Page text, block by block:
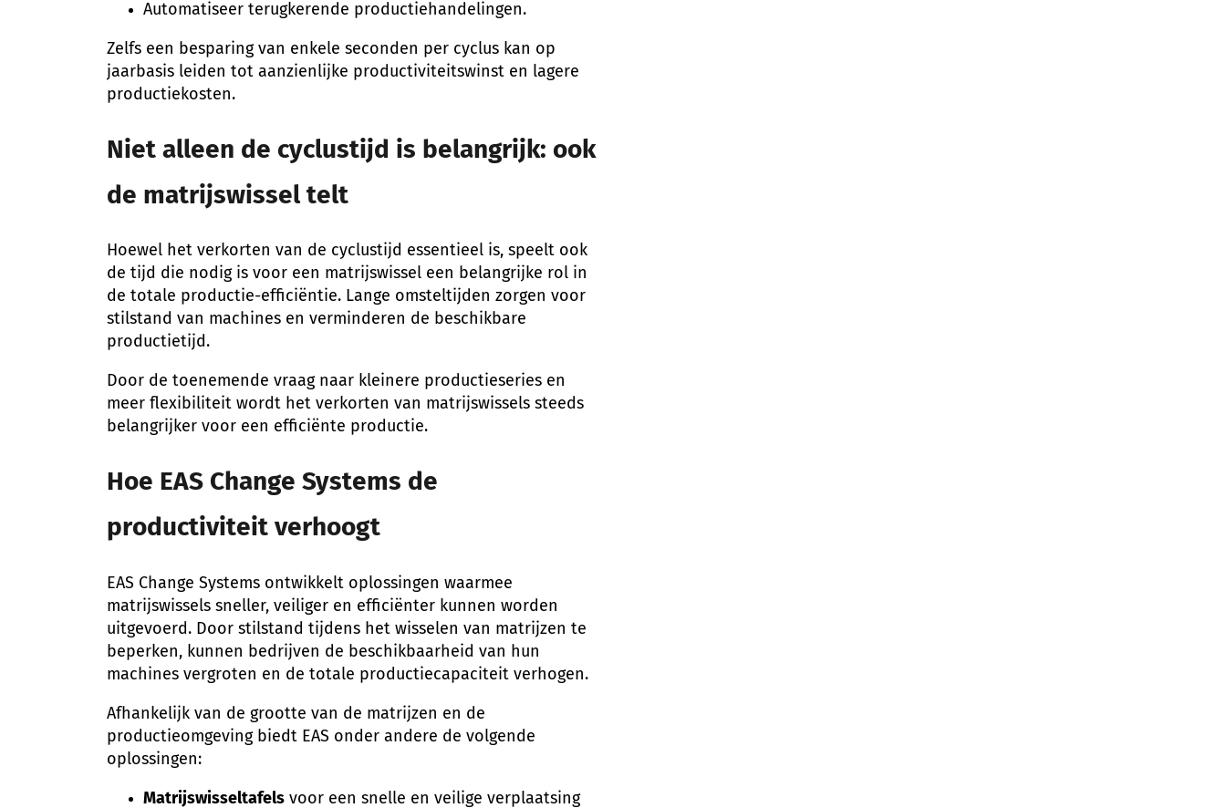
Automatiseer terugkerende productiehandelingen.
Zelfs een besparing van enkele seconden per cyclus kan op
jaarbasis leiden tot aanzienlijke productiviteitswinst en lagere
productiekosten.
Niet alleen de cyclustijd is belangrijk: ook
de matrijswissel telt
Hoewel het verkorten van de cyclustijd essentieel is, speelt ook
de tijd die nodig is voor een matrijswissel een belangrijke rol in
de totale productie-efficiëntie. Lange omsteltijden zorgen voor
stilstand van machines en verminderen de beschikbare
productietijd.
Door de toenemende vraag naar kleinere productieseries en
meer flexibiliteit wordt het verkorten van matrijswissels steeds
belangrijker voor een efficiënte productie.
Hoe EAS Change Systems de
productiviteit verhoogt
EAS Change Systems ontwikkelt oplossingen waarmee
matrijswissels sneller, veiliger en efficiënter kunnen worden
uitgevoerd. Door stilstand tijdens het wisselen van matrijzen te
beperken, kunnen bedrijven de beschikbaarheid van hun
machines vergroten en de totale productiecapaciteit verhogen.
Afhankelijk van de grootte van de matrijzen en de
productieomgeving biedt EAS onder andere de volgende
oplossingen:
Matrijswisseltafels voor een snelle en veilige verplaatsing